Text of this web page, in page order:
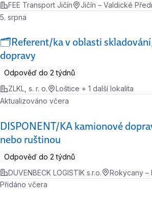
FEE Transport Jičín
Jičín – Valdické
🗂️Referent/ka v oblasti
dopravy
5. srpna
Odpověď do 2 týdnů
ZLKL, s. r. o.
Loštice + 1 další lokalita
DISPONENT/KA kamionové
nebo ruštinou
Aktualizováno včera
Odpověď do 2 týdnů
DUVENBECK LOGISTIK s.r.o.
Rokycany –
Přidáno včera